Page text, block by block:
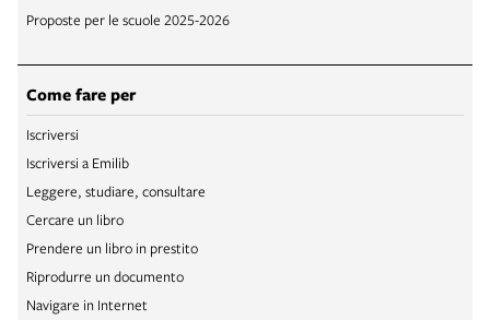
Proposte per le scuole 2025-2026
Come fare per
Iscriversi
Iscriversi a Emilib
Leggere, studiare, consultare
Cercare un libro
Prendere un libro in prestito
Riprodurre un documento
Navigare in Internet